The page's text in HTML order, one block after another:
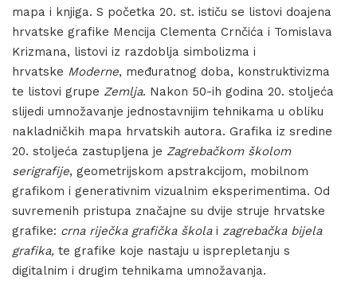
mapa i knjiga. S početka 20. st. ističu se listovi doajena
hrvatske grafike Mencija Clementa Crnčića i Tomislava
Krizmana, listovi iz razdoblja simbolizma i
hrvatske Moderne, međuratnog doba, konstruktivizma
te listovi grupe Zemlja. Nakon 50-ih godina 20. stoljeća
slijedi umnožavanje jednostavnijim tehnikama u obliku
nakladničkih mapa hrvatskih autora. Grafika iz sredine
20. stoljeća zastupljena je Zagrebačkom školom
serigrafije, geometrijskom apstrakcijom, mobilnom
grafikom i generativnim vizualnim eksperimentima. Od
suvremenih pristupa značajne su dvije struje hrvatske
grafike: crna riječka grafička školai zagrebačka bijela
grafika, te grafike koje nastaju u isprepletanju s
digitalnim i drugim tehnikama umnožavanja.